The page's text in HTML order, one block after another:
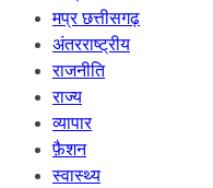
मप्र छत्तीसगढ़
अंतरराष्ट्रीय
राजनीति
राज्य
व्यापार
फ़ैशन
स्वास्थ्य